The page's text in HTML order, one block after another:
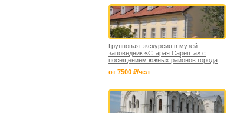
Групповая экскурсия в музей-
заповедник «Старая Сарепта» с
посещением южных районов города
от 7500 ₽/чел